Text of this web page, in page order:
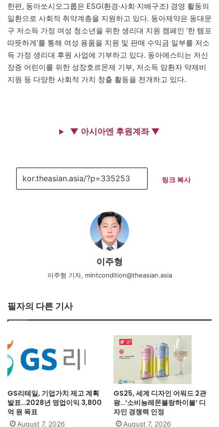
한편, 동아쏘시오그룹은 ESG(환경·사회·지배구조) 경영 활동의
일환으로 사회적 취약계층을 지원하고 있다. 동아제약은 동대문
구 저소득 가정 여성 청소년을 위한 생리대 지원 캠페인 ‘한 템포
따뜻하게’를 통해 여성 용품을 지원 및 판매 수익금 일부를 저소
득 가정 생리대 후원 사업에 기부하고 있다. 동아에스티는 저신
장증 어린이를 위한 성장호르몬제 기부, 저소득 암환자 약제비
지원 등 다양한 사회적 가치 창출 활동을 전개하고 있다.
▼ 아시아엔 후원계좌 ▼
링크 복사
이주형
이주형 기자, mintcondition@theasian.asia
필자의 다른 기사
GS리테일, 기업가치 제고 계획
발표…2028년 영업이익 3,800
억 원 목표
August 7, 2026
GS25, 세계 디자인 어워드 2관
왕…‘소비뇽레몬블랑하이볼’ 디
자인 경쟁력 인정
August 7, 2026